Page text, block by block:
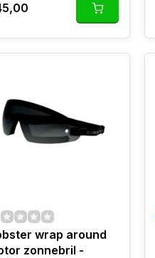
wrap around
zonnebril -